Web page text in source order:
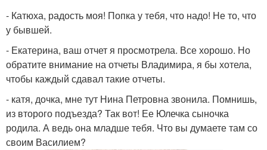
- Катюха, радость моя! Попка у тебя, что надо! Не то, что
у бывшей.
- Екатерина, ваш отчет я просмотрела. Все хорошо. Но
обратите внимание на отчеты Владимира, я бы хотела,
чтобы каждый сдавал такие отчеты.
- катя, дочка, мне тут Нина Петровна звонила. Помнишь,
из второго подъезда? Так вот! Ее Юлечка сыночка
родила. А ведь она младше тебя. Что вы думаете там со
своим Василием?